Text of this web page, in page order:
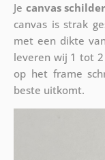
Je canvas
canvas is strak
met een dikte
leveren wij 1 tot
op het frame
beste uitkomt.